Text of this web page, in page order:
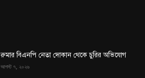
রুমার বিএনপি নেতা দোকান থেকে চুরির অভিযোগ
আগস্ট ৭, ২০২৬